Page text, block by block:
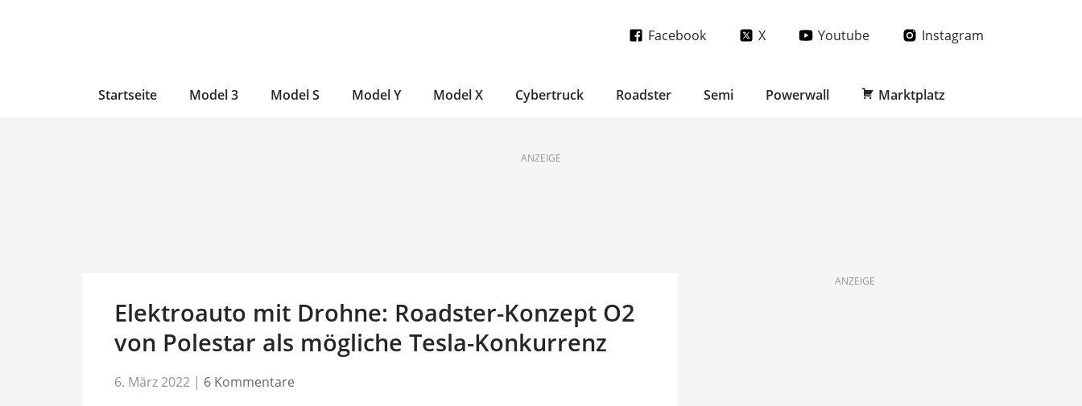
Facebook X Youtube Instagram
Startseite Model 3 Model S Model Y Model X Cybertruck Roadster Semi Powerwall Marktplatz
ANZEIGE
Elektroauto mit Drohne: Roadster-Konzept O2
von Polestar als mögliche Tesla-Konkurrenz
6. März 2022 | 6 Kommentare
ANZEIGE